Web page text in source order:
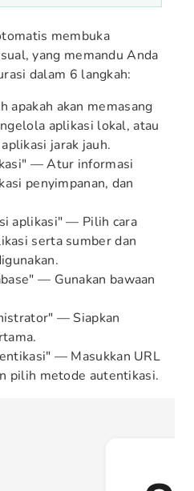
membuka
yang memandu Anda
dalam 6 langkah:
akan memasang
aplikasi lokal, atau
jarak jauh.
— Atur informasi
penyimpanan, dan
aplikasi" — Pilih cara
serta sumber dan
— Gunakan bawaan
— Siapkan
— Masukkan URL
pilih metode autentikasi.